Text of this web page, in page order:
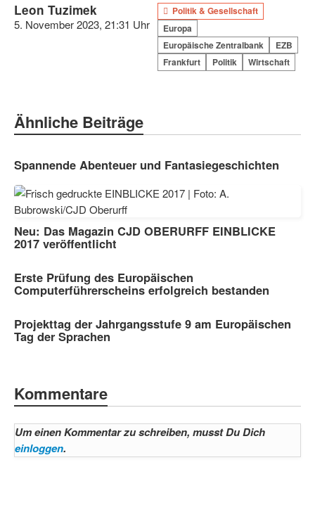
Leon Tuzimek
5. November 2023, 21:31 Uhr
Politik & Gesellschaft
Europa
Europäische Zentralbank
EZB
Frankfurt
Politik Wirtschaft
Ähnliche Beiträge
Spannende Abenteuer und Fantasiegeschichten
Neu: Das Magazin CJD OBERURFF EINBLICKE
2017 veröffentlicht
Erste Prüfung des Europäischen
Computerführerscheins erfolgreich bestanden
Projekttag der Jahrgangsstufe 9 am Europäischen
Tag der Sprachen
Kommentare
Um einen Kommentar zu schreiben, musst Du Dich
einloggen.